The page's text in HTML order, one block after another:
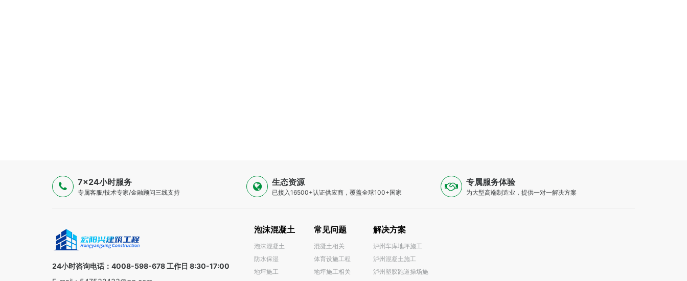
7×24小时服务
专属客服/技术专家/金融顾问三线支持
生态资源
已接入16500+认证供应商，覆盖全球100+国家
专属服务体验
为大型高端制造业，提供一对一解决方案
24小时咨询电话：4008-598-678 工作日 8:30-17:00
泡沫混凝土
泡沫混凝土
防水保湿
地坪施工
常见问题
混凝土相关
体育设施工程
地坪施工相关
解决方案
泸州车库地坪施工
泸州混凝土施工
泸州塑胶跑道操场施